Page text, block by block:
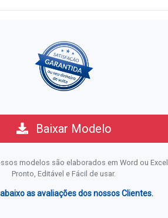
Baixar Modelo
modelos são elaborados em Word ou Excel.
Pronto, Editável e Fácil de usar.
abaixo as avaliações dos nossos Clientes.